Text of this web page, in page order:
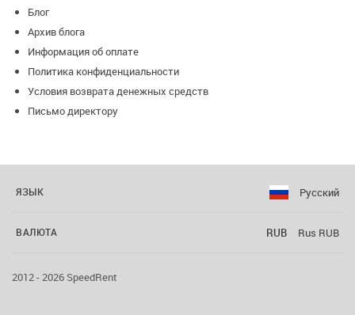
Блог
Архив блога
Информация об оплате
Политика конфиденциальности
Условия возврата денежных средств
Письмо директору
ЯЗЫК Русский
ВАЛЮТА RUB Rus RUB
2012 - 2026 SpeedRent